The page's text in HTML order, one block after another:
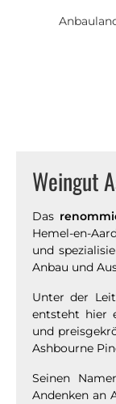
Weingut
Das
Hemel-en-
und
Anbau und
Unter der
entsteht hier
und
Ashbourne
Seinen
Andenken an